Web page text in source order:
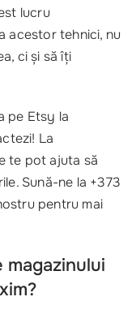
lucru
acestor tehnici, nu
ci și să îți
pe Etsy la
La
te pot ajuta să
Sună-ne la +373
pentru mai
magazinului